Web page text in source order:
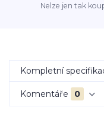
Nelze jen tak
Kompletní
Komentáře 0